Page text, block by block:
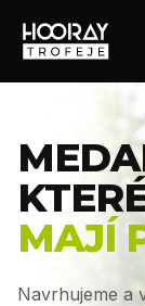
MAJÍ
Navrhujeme a